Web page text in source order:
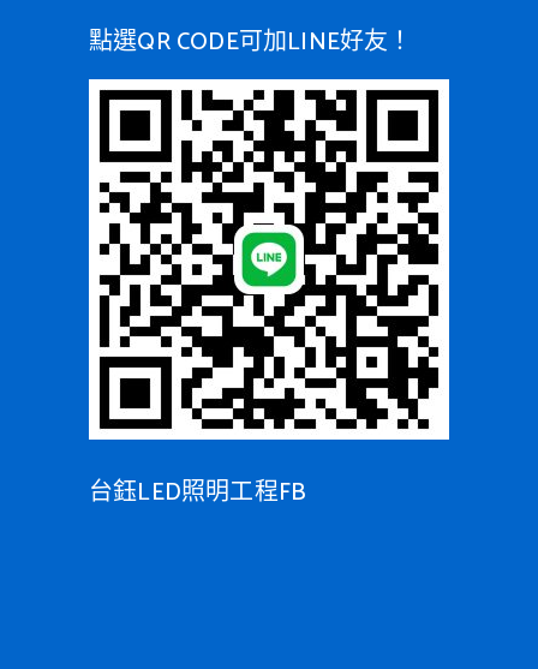
點選QR CODE可加LINE好友！
台鈺LED照明工程FB